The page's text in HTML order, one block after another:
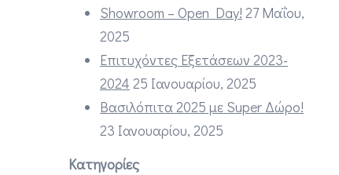
Showroom – Open Day! 27 Μαΐου,
2025
Επιτυχόντες Εξετάσεων 2023-
2024 25 Ιανουαρίου, 2025
Βασιλόπιτα 2025 με Super Δώρο!
23 Ιανουαρίου, 2025
Κατηγορίες